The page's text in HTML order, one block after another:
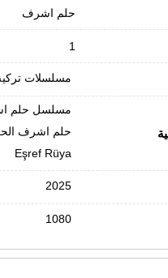
حلم اشرف
1
مسلسلات
مسلسل حلم
حلم اشرف
Eşref Rüya
2025
1080